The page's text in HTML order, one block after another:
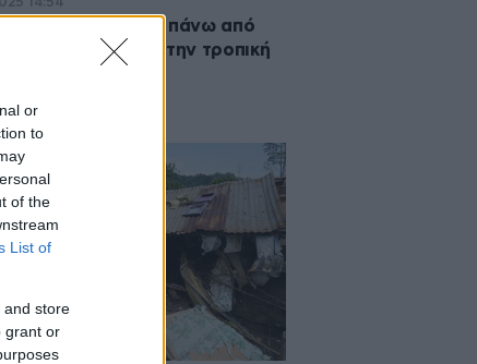
or
to
of the
List of
and store
grant or
Έξι νεκροί και πάνω από
πληγέντες από την τροπική